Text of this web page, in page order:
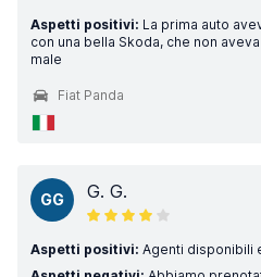
Aspetti positivi: La prima auto
con una bella Skoda, che non
male
Fiat Panda
GG G. G.
Aspetti positivi: Agenti disponibili